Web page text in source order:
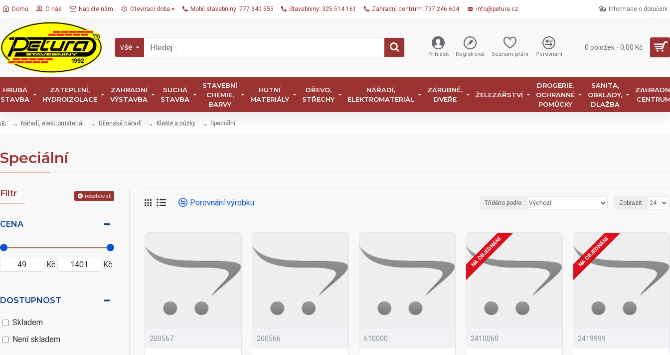
Domů O nás Napište nám Otevírací doba Mobil stavebniny: 777 340 555 Stavebniny: 325 514 161 Zahradní centrum: 737 246 604 info@petura.cz Informace o doručení
vše
Přihlásit Registrovat Seznam přání Porovnání
0 položek - 0,00 Kč
HRUBÁ
STAVBA
ZATEPLENÍ,
HYDROIZOLACE
ZAHRADNÍ
VÝSTAVBA
SUCHÁ
STAVBA
STAVEBNÍ
CHEMIE,
BARVY
HUTNÍ
MATERIÁLY
DŘEVO,
STŘECHY
NÁŘADÍ,
ELEKTROMATERIÁL
ZÁRUBNĚ,
DVEŘE
ŽELEZÁŘSTVÍ
DROGERIE,
OCHRANNÉ
POMŮCKY
SANITA,
OBKLADY,
DLAŽBA
Nářadí, elektromateriál Dílenské nářadí Kleště a nůžky Speciální
Speciální
Filtr resetovat
CENA
Kč Kč
DOSTUPNOST
Skladem
Není skladem
Porovnání výrobku Tříděno podle: Zobrazit:
200567 200566 610000
NA OBJEDNÁNÍ
2410060
NA OBJEDNÁNÍ
2419999